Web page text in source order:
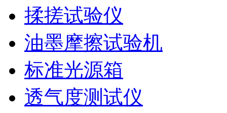
揉搓试验仪
油墨摩擦试验机
标准光源箱
透气度测试仪